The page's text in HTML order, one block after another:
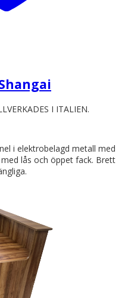
Shangai
I ITALIEN.
i elektrobelagd metall med
lås och öppet fack. Brett